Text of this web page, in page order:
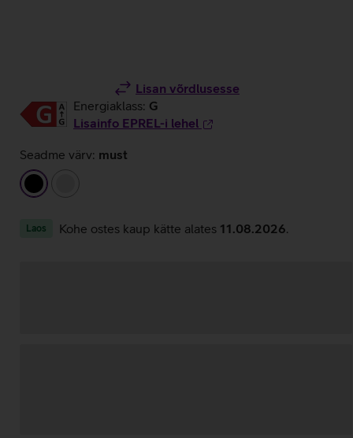
Lisan võrdlusesse
Energiaklass: G
Lisainfo EPREL-i lehel
Seadme värv: must
must
Laos Kohe ostes kaup kätte alates 11.08.2026